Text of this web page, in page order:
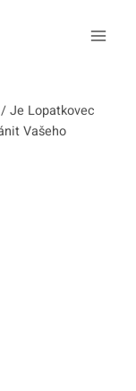
/ Je Lopatkovec
Vašeho